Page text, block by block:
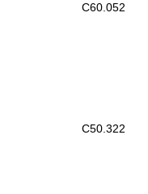
C60.052
C50.322